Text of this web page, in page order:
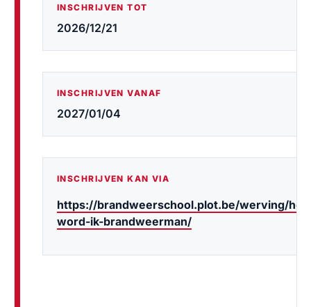
INSCHRIJVEN TOT
2026/12/21
INSCHRIJVEN VANAF
2027/01/04
INSCHRIJVEN KAN VIA
https://brandweerschool.plot.be/werving/
word-ik-brandweerman/